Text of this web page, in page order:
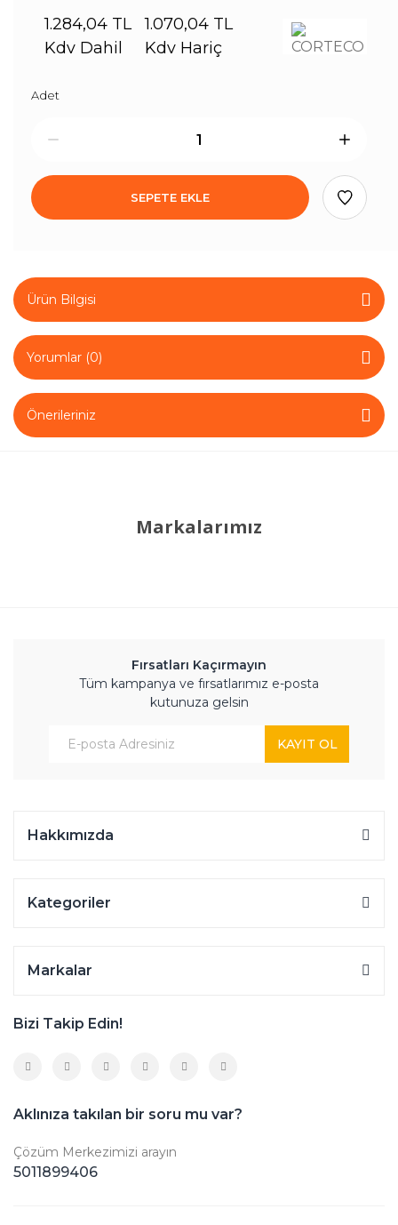
1.284,04 TL
Kdv Dahil
1.070,04 TL
Kdv Hariç
Adet
SEPETE EKLE
Ürün Bilgisi
Yorumlar (0)
Önerileriniz
Markalarımız
Fırsatları Kaçırmayın
Tüm kampanya ve fırsatlarımız e-posta
kutunuza gelsin
KAYIT OL
Hakkımızda
Kategoriler
Markalar
Bizi Takip Edin!
Aklınıza takılan bir soru mu var?
Çözüm Merkezimizi arayın
5011899406